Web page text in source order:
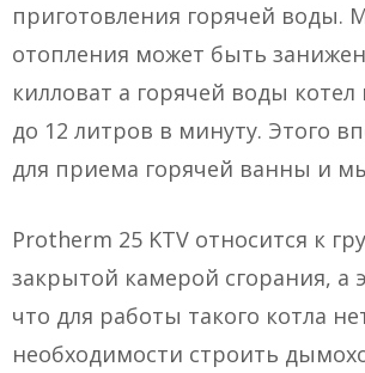
приготовления горячей воды.
отопления может быть
килловат а горячей воды
до 12 литров в минуту. Этого
для приема горячей ванны и
Protherm 25 KTV относится к
закрытой камерой сгорания, а
что для работы такого котла
необходимости строить